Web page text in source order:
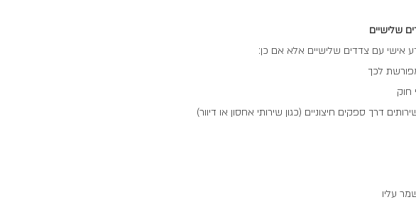
שלישיים
אישי עם צדדים שלישיים אלא אם כן:
לכך
דרך ספקים חיצוניים (כגון שירותי אחסון או דיוור)
עליו